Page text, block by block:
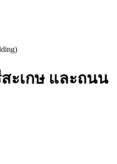
ะเกษ และถนน